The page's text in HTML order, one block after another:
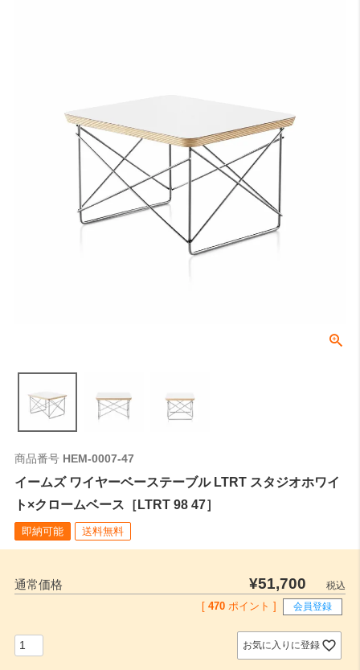
商品番号 HEM-0007-47
イームズ ワイヤーベーステーブル LTRT スタジオホワイ
ト×クロームベース［LTRT 98 47］
即納可能 送料無料
通常価格 ¥51,700
税込
470 ポイント ] 会員登録
お気に入りに登録